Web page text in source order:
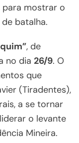
para mostrar o
batalha.
, de
no dia 26/9. O
que
(Tiradentes),
a se tornar
o levante
Mineira.